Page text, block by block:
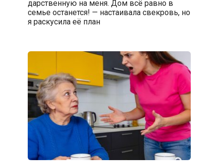
дарственную на меня. Дом всё равно в
семье останется! — настаивала свекровь, но
я раскусила её план